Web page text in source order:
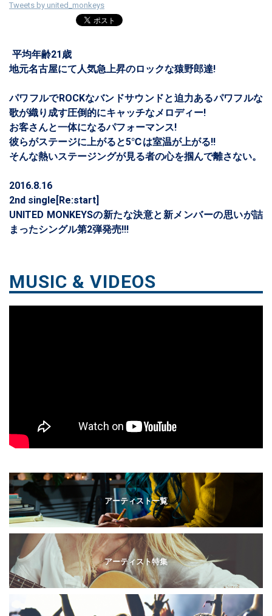
Tweets by united_monkeys
平均年齢21歳
地元名古屋にて人気急上昇のロックな猿野郎達!
パワフルでROCKなバンドサウンドと迫力あるパワフルな
歌が織り成す圧倒的にキャッチなメロディー!
お客さんと一体になるパフォーマンス!
彼らがステージに上がると5℃は室温が上がる!!
そんな熱いステージングが見る者の心を掴んで離さない。
2016.8.16
2nd single[Re:start]
UNITED MONKEYSの新たな決意と新メンバーの思いが詰
まったシングル第2弾発売!!!
MUSIC & VIDEOS
アーティスト一覧
アーティスト特集